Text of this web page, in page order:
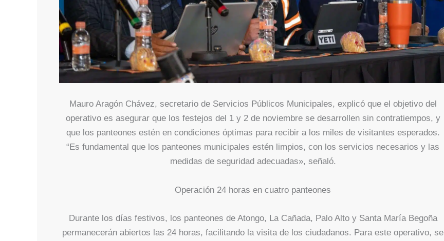
Mauro Aragón Chávez, secretario de Servicios Públicos Municipales, explicó que el objetivo del
operativo es asegurar que los festejos del 1 y 2 de noviembre se desarrollen sin contratiempos, y
que los panteones estén en condiciones óptimas para recibir a los miles de visitantes esperados.
“Es fundamental que los panteones municipales estén limpios, con los servicios necesarios y las
medidas de seguridad adecuadas», señaló.
Operación 24 horas en cuatro panteones
Durante los días festivos, los panteones de Atongo, La Cañada, Palo Alto y Santa María Begoña
permanecerán abiertos las 24 horas, facilitando la visita de los ciudadanos. Para este operativo, se